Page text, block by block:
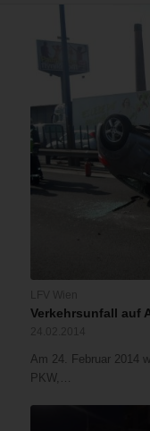
Verkehrsunfall auf
Am 24. Februar 2014
PKW,…